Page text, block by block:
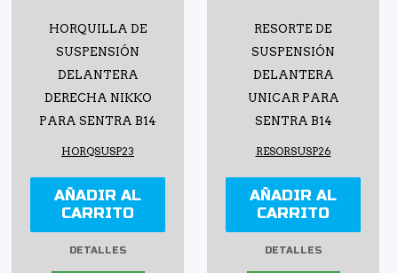
HORQUILLA DE
SUSPENSIÓN
DELANTERA
DERECHA NIKKO
PARA SENTRA B14
HORQSUSP23
AÑADIR AL
CARRITO
DETALLES
RESORTE DE
SUSPENSIÓN
DELANTERA
UNICAR PARA
SENTRA B14
RESORSUSP26
AÑADIR AL
CARRITO
DETALLES